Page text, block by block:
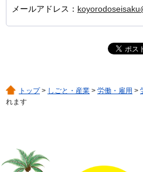
メールアドレス：
トップ> しごと・産業 > 労働・雇用 >
れます